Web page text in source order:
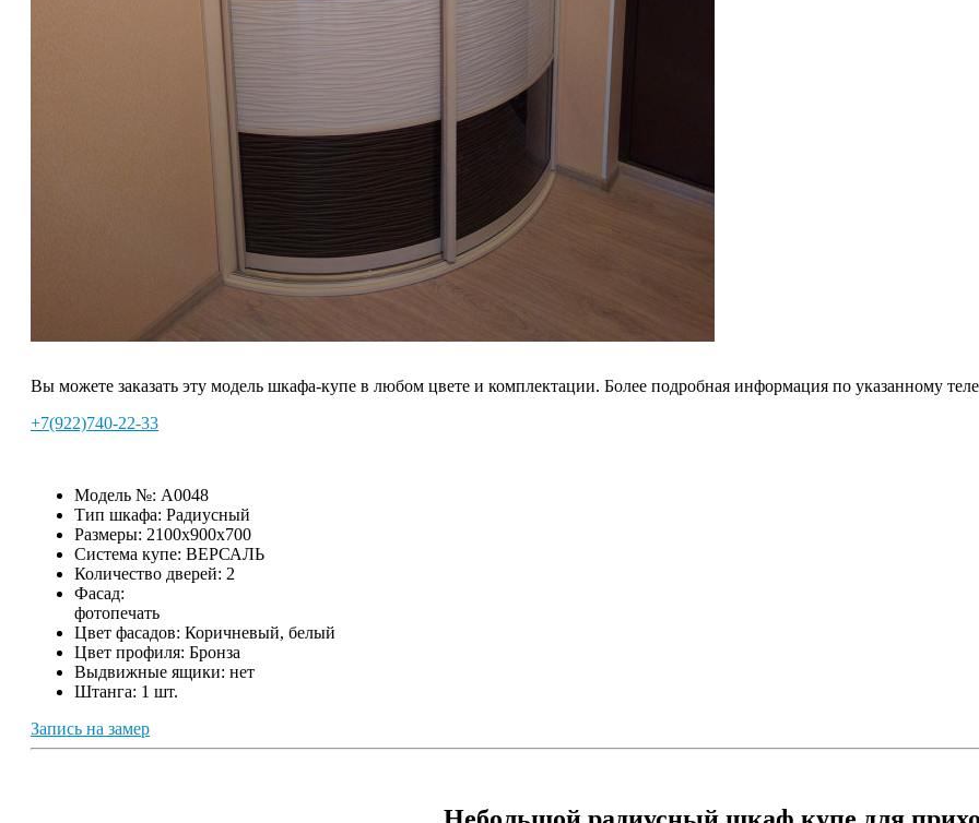
Вы можете заказать эту модель шкафа-купе в любом цвете и комплектации. Более подробная информация по указанному
+7(922)740-22-33
Модель №: A0048
Тип шкафа: Радиусный
Размеры: 2100х900х700
Система купе: ВЕРСАЛЬ
Количество дверей: 2
Фасад:
фотопечать
Цвет фасадов: Коричневый, белый
Цвет профиля: Бронза
Выдвижные ящики: нет
Штанга: 1 шт.
Запись на замер